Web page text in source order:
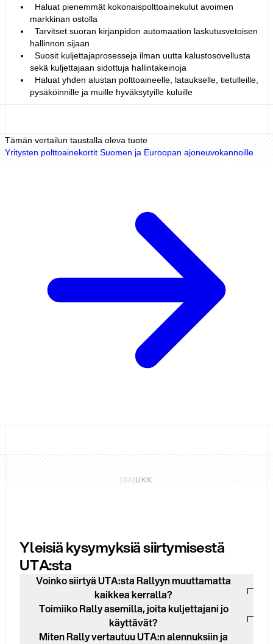
Haluat pienemmät kokonaispolttoainekulut avoimen
markkinan ostolla
Tarvitset suoran kirjanpidon automaation laskutusvetoisen
hallinnon sijaan
Suosit kuljettajaprosesseja ilman uutta kalustosovellusta
sekä kuljettajaan sidottuja hallintakeinoja
Haluat yhden alustan polttoaineelle, lataukselle, tietulleille,
pysäköinnille ja muille hyväksytyille kuluille
Tämän vertailun taustalla oleva tuote
Yritysten polttoainekortit Suomen ja Euroopan ajoneuvokannoille
[06] UKK
Yleisiä kysymyksiä siirtymisestä
UTA:sta
Voinko siirtyä UTA:sta Rallyyn muuttamatta
kaikkea kerralla?
Toimiiko Rally asemilla, joita kuljettajani jo
käyttävät?
Miten Rally vertautuu UTA:n alennuksiin ja